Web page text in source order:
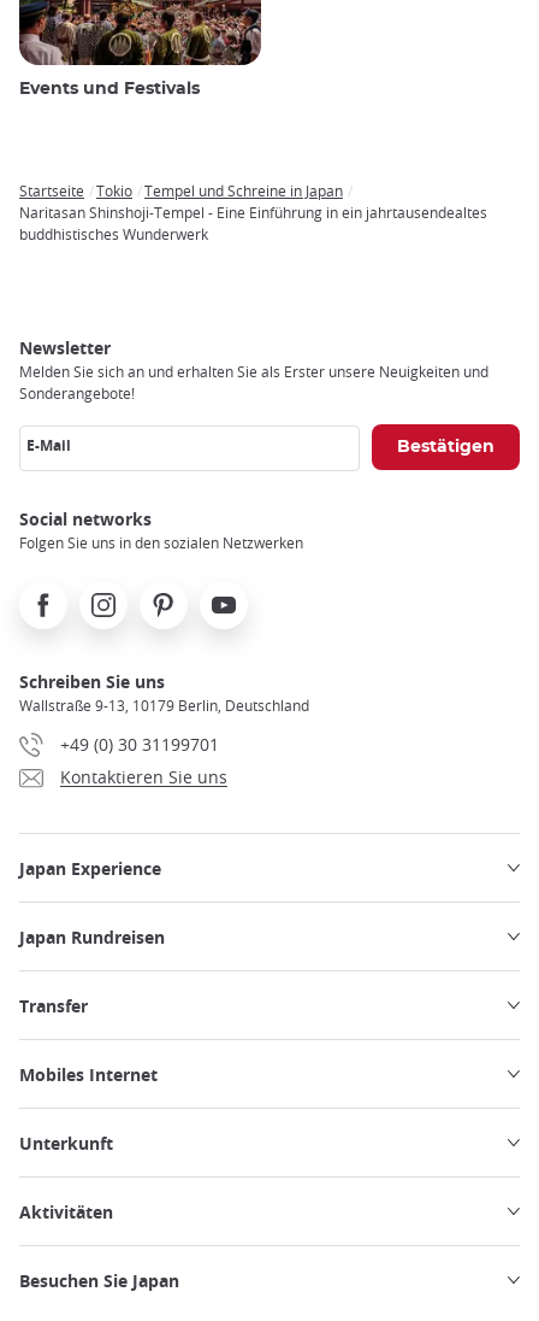
Events und Festivals
Breadcrumb
Startseite Tokio
Tempel und Schreine in Japan
Naritasan Shinshoji-Tempel - Eine Einführung in ein jahrtausendealtes
buddhistisches Wunderwerk
Newsletter
Melden Sie sich an und erhalten Sie als Erster unsere Neuigkeiten und
Sonderangebote!
E-Mail
Social networks
Folgen Sie uns in den sozialen Netzwerken
FacebookInstagramPinterest Youtube
Schreiben Sie uns
Wallstraße 9-13, 10179 Berlin, Deutschland
+49 (0) 30 31199701
Kontaktieren Sie uns
Japan Experience
Japan Rundreisen
Transfer
Mobiles Internet
Unterkunft
Aktivitäten
Besuchen Sie Japan